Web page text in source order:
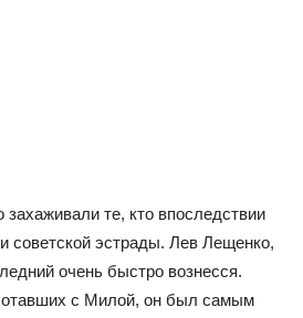
захаживали те, кто впоследствии
советской эстрады. Лев Лещенко,
очень быстро вознесся.
с Милой, он был самым